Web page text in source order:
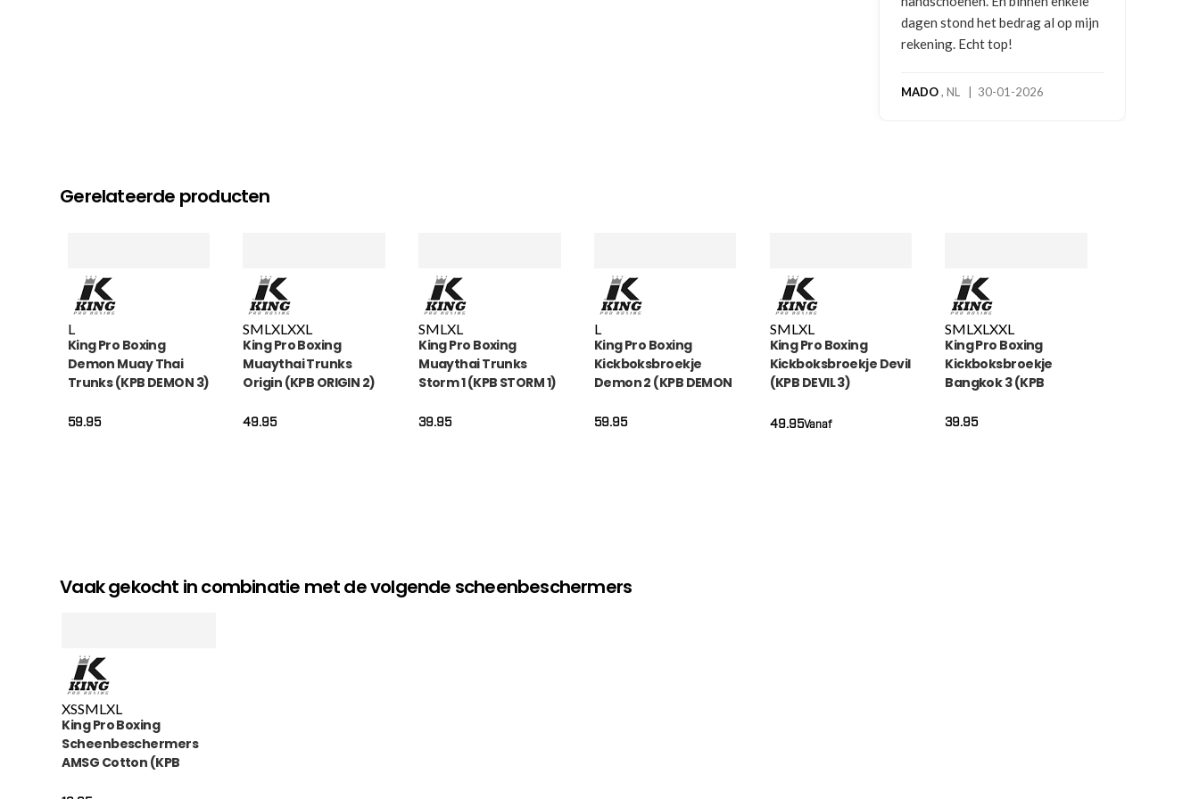
Gerelateerde producten
L
King Pro Boxing
Demon Muay Thai
Trunks (KPB DEMON 3)
59.95
SMLXLXXL
King Pro Boxing
Muaythai Trunks
Origin (KPB ORIGIN 2)
49.95
SMLXL
King Pro Boxing
Muaythai Trunks
Storm 1 (KPB STORM 1)
39.95
L
King Pro Boxing
Kickboksbroekje
Demon 2 (KPB DEMON
59.95
SMLXL
King Pro Boxing
Kickboksbroekje Devil
(KPB DEVIL 3)
Vanaf
49.95
SMLXLXXL
King Pro Boxing
Kickboksbroekje
Bangkok 3 (KPB
39.95
Vaak gekocht in combinatie met de volgende scheenbeschermers
XSSMLXL
King Pro Boxing
Scheenbeschermers
AMSG Cotton (KPB